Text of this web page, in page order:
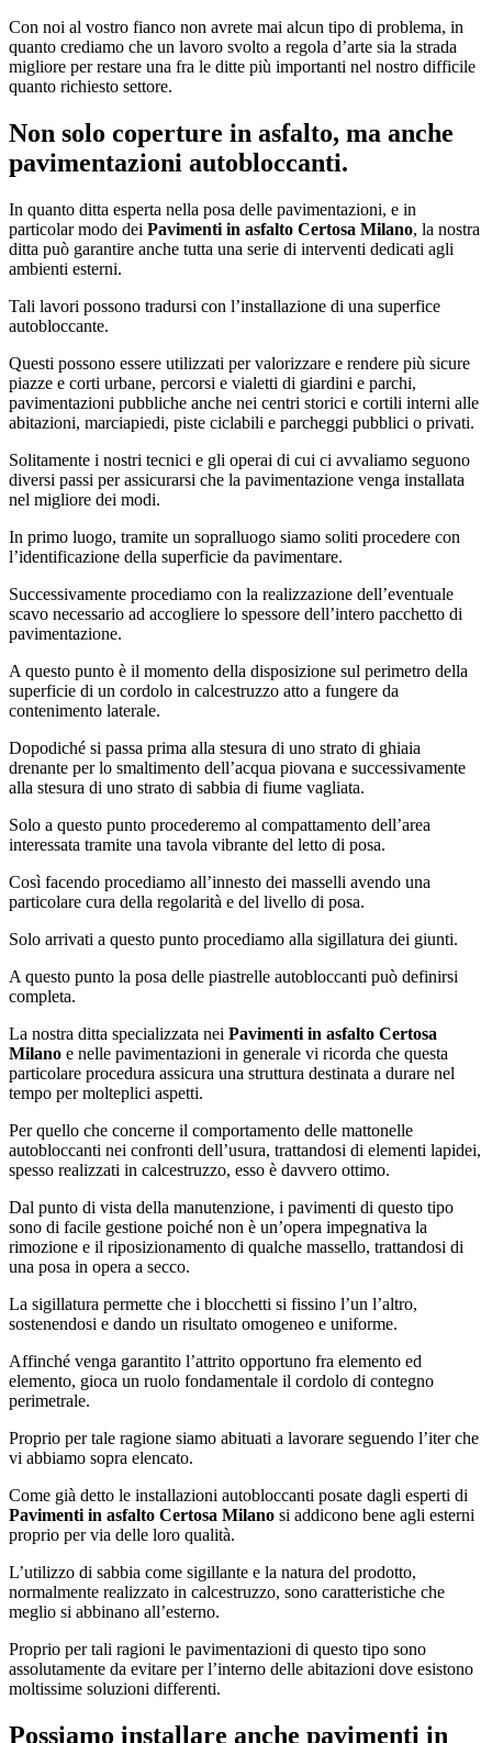
Con noi al vostro fianco non avrete mai alcun tipo di problema, in
quanto crediamo che un lavoro svolto a regola d’arte sia la strada
migliore per restare una fra le ditte più importanti nel nostro difficile
quanto richiesto settore.
Non solo coperture in asfalto, ma anche
pavimentazioni autobloccanti.
In quanto ditta esperta nella posa delle pavimentazioni, e in
particolar modo dei Pavimenti in asfalto Certosa Milano, la nostra
ditta può garantire anche tutta una serie di interventi dedicati agli
ambienti esterni.
Tali lavori possono tradursi con l’installazione di una superfice
autobloccante.
Questi possono essere utilizzati per valorizzare e rendere più sicure
piazze e corti urbane, percorsi e vialetti di giardini e parchi,
pavimentazioni pubbliche anche nei centri storici e cortili interni alle
abitazioni, marciapiedi, piste ciclabili e parcheggi pubblici o privati.
Solitamente i nostri tecnici e gli operai di cui ci avvaliamo seguono
diversi passi per assicurarsi che la pavimentazione venga installata
nel migliore dei modi.
In primo luogo, tramite un sopralluogo siamo soliti procedere con
l’identificazione della superficie da pavimentare.
Successivamente procediamo con la realizzazione dell’eventuale
scavo necessario ad accogliere lo spessore dell’intero pacchetto di
pavimentazione.
A questo punto è il momento della disposizione sul perimetro della
superficie di un cordolo in calcestruzzo atto a fungere da
contenimento laterale.
Dopodiché si passa prima alla stesura di uno strato di ghiaia
drenante per lo smaltimento dell’acqua piovana e successivamente
alla stesura di uno strato di sabbia di fiume vagliata.
Solo a questo punto procederemo al compattamento dell’area
interessata tramite una tavola vibrante del letto di posa.
Così facendo procediamo all’innesto dei masselli avendo una
particolare cura della regolarità e del livello di posa.
Solo arrivati a questo punto procediamo alla sigillatura dei giunti.
A questo punto la posa delle piastrelle autobloccanti può definirsi
completa.
La nostra ditta specializzata nei Pavimenti in asfalto Certosa
Milano e nelle pavimentazioni in generale vi ricorda che questa
particolare procedura assicura una struttura destinata a durare nel
tempo per molteplici aspetti.
Per quello che concerne il comportamento delle mattonelle
autobloccanti nei confronti dell’usura, trattandosi di elementi lapidei,
spesso realizzati in calcestruzzo, esso è davvero ottimo.
Dal punto di vista della manutenzione, i pavimenti di questo tipo
sono di facile gestione poiché non è un’opera impegnativa la
rimozione e il riposizionamento di qualche massello, trattandosi di
una posa in opera a secco.
La sigillatura permette che i blocchetti si fissino l’un l’altro,
sostenendosi e dando un risultato omogeneo e uniforme.
Affinché venga garantito l’attrito opportuno fra elemento ed
elemento, gioca un ruolo fondamentale il cordolo di contegno
perimetrale.
Proprio per tale ragione siamo abituati a lavorare seguendo l’iter che
vi abbiamo sopra elencato.
Come già detto le installazioni autobloccanti posate dagli esperti di
Pavimenti in asfalto Certosa Milano si addicono bene agli esterni
proprio per via delle loro qualità.
L’utilizzo di sabbia come sigillante e la natura del prodotto,
normalmente realizzato in calcestruzzo, sono caratteristiche che
meglio si abbinano all’esterno.
Proprio per tali ragioni le pavimentazioni di questo tipo sono
assolutamente da evitare per l’interno delle abitazioni dove esistono
moltissime soluzioni differenti.
Possiamo installare anche pavimenti in